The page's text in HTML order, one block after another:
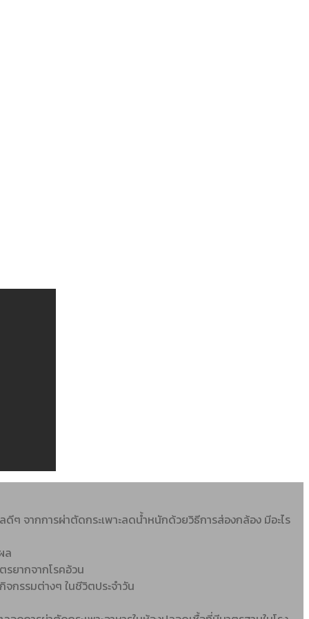
จากการผ่าตัดกระเพาะลดน้ำหนักด้วยวิธีการส่องกล้อง มีอะไร
ล
ยากจากโรคอ้วน
กรรมต่างๆ ในชีวิตประจำวัน